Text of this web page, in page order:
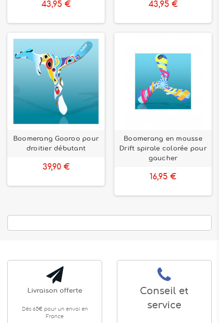
43,95 € 43,95 €
Boomerang Gooroo pour
droitier débutant
39,90 €
Boomerang en mousse
Drift spirale colorée pour
gaucher
16,95 €
Livraison offerte
Dès 65€ pour un envoi en
France
Conseil et
service